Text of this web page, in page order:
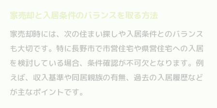
家売却と入居条件のバランスを取る方法
家売却時には、次の住まい探しや入居条件とのバランス
も大切です。特に長野市で市営住宅や県営住宅への入居
を検討している場合、条件確認が不可欠となります。例
えば、収入基準や同居親族の有無、過去の入居履歴など
が主なポイントです。